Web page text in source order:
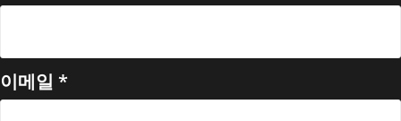
이메일 *